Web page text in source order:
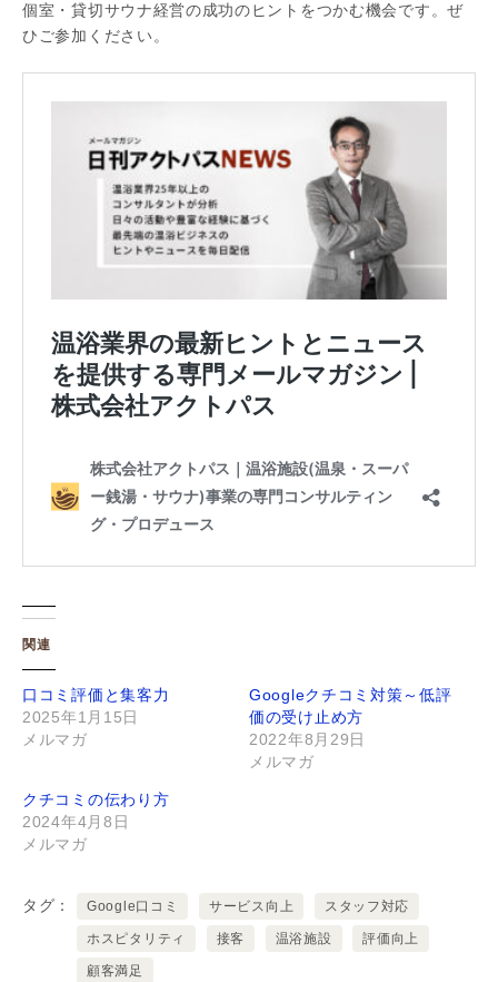
個室・貸切サウナ経営の成功のヒントをつかむ機会です。ぜ
ひご参加ください。
関連
口コミ評価と集客力
2025年1月15日
メルマガ
Googleクチコミ対策～低評
価の受け止め方
2022年8月29日
メルマガ
クチコミの伝わり方
2024年4月8日
メルマガ
タグ Google口コミ サービス向上 スタッフ対応
ホスピタリティ 接客 温浴施設 評価向上
顧客満足